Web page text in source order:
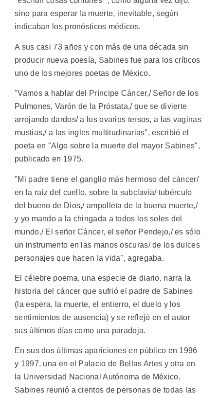
sino para esperar la muerte, inevitable, según
indicaban los pronósticos médicos.
A sus casi 73 años y con más de una década sin
producir nueva poesía, Sabines fue para los críticos
uno de los mejores poetas de México.
"Vamos a hablar del Príncipe Cáncer,/ Señor de los
Pulmones, Varón de la Próstata,/ que se divierte
arrojando dardos/ a los ovarios tersos, a las vaginas
mustias,/ a las ingles multitudinarias", escribió el
poeta en "Algo sobre la muerte del mayor Sabines",
publicado en 1975.
"Mi padre tiene el ganglio más hermoso del cáncer/
en la raíz del cuello, sobre la subclavia/ tubérculo
del bueno de Dios,/ ampolleta de la buena muerte,/
y yo mando a la chingada a todos los soles del
mundo./ El señor Cáncer, el señor Pendejo,/ es sólo
un instrumento en las manos oscuras/ de los dulces
personajes que hacen la vida", agregaba.
El célebre poema, una especie de diario, narra la
historia del cáncer que sufrió el padre de Sabines
(la espera, la muerte, el entierro, el duelo y los
sentimientos de ausencia) y se reflejó en el autor
sus últimos días como una paradoja.
En sus dos últimas apariciones en público en 1996
y 1997, una en el Palacio de Bellas Artes y otra en
la Universidad Nacional Autónoma de México,
Sabines reunió a cientos de personas de todas las